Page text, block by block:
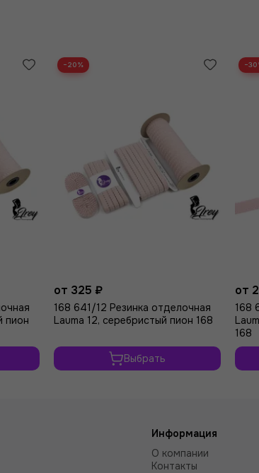
пион
−20%
от 325 ₽
168 641/12 Резинка отделочная
Lauma 12, серебристый пион 168
Выбрать
от
168
168
Информация
О компании
Контакты